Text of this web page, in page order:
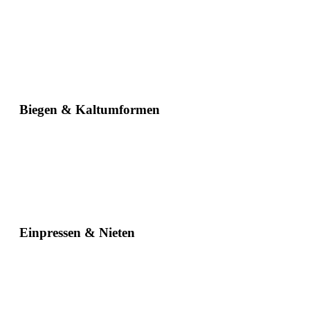
Biegen & Kaltumformen
Einpressen & Nieten